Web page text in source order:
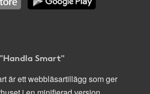
Smart"
är ett webbläsartillägg som ger